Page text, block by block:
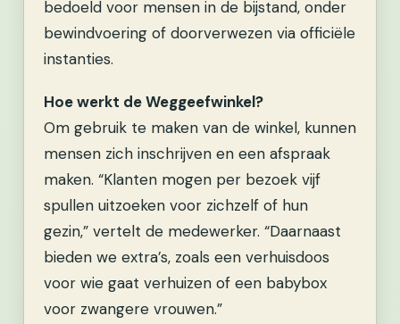
bedoeld voor mensen in de bijstand, onder
bewindvoering of doorverwezen via officiële
instanties.
Hoe werkt de Weggeefwinkel?
Om gebruik te maken van de winkel, kunnen
mensen zich inschrijven en een afspraak
maken. “Klanten mogen per bezoek vijf
spullen uitzoeken voor zichzelf of hun
gezin,” vertelt de medewerker. “Daarnaast
bieden we extra’s, zoals een verhuisdoos
voor wie gaat verhuizen of een babybox
voor zwangere vrouwen.”